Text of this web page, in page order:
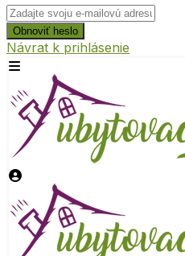
Obnoviť heslo
Návrat k prihlásenie